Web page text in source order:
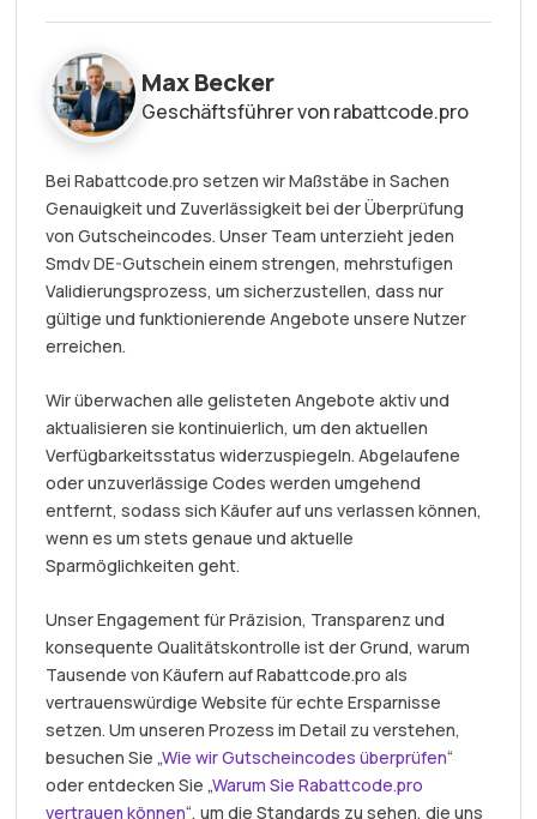
Max Becker
Geschäftsführer von rabattcode.pro
Bei Rabattcode.pro setzen wir Maßstäbe in Sachen
Genauigkeit und Zuverlässigkeit bei der Überprüfung
von Gutscheincodes. Unser Team unterzieht jeden
Smdv DE-Gutschein einem strengen, mehrstufigen
Validierungsprozess, um sicherzustellen, dass nur
gültige und funktionierende Angebote unsere Nutzer
erreichen.
Wir überwachen alle gelisteten Angebote aktiv und
aktualisieren sie kontinuierlich, um den aktuellen
Verfügbarkeitsstatus widerzuspiegeln. Abgelaufene
oder unzuverlässige Codes werden umgehend
entfernt, sodass sich Käufer auf uns verlassen können,
wenn es um stets genaue und aktuelle
Sparmöglichkeiten geht.
Unser Engagement für Präzision, Transparenz und
konsequente Qualitätskontrolle ist der Grund, warum
Tausende von Käufern auf Rabattcode.pro als
vertrauenswürdige Website für echte Ersparnisse
setzen. Um unseren Prozess im Detail zu verstehen,
besuchen Sie „Wie wir Gutscheincodes überprüfen“
oder entdecken Sie „Warum Sie Rabattcode.pro
vertrauen können“, um die Standards zu sehen, die uns